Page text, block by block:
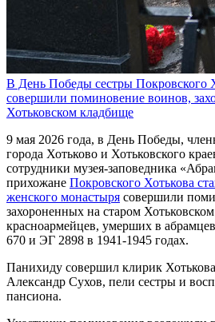
В День Победы сестры Покровского
совершили поминовение воинов,
Хотьковском кладбище
9 мая 2026 года, в День Победы,
города Хотьково и Хотьковского
сотрудники музея-заповедника
прихожане Покровского Хотькова
женского монастыря совершили
захороненных на старом
красноармейцев, умерших в
670 и ЭГ 2898 в 1941-1945 годах.
Панихиду совершил клирик
Александр Сухов, пели сестры и
пансиона.